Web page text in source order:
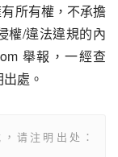
所有權，不承擔
權/違法違規的內
舉報，一經查
處。
请注明出处：